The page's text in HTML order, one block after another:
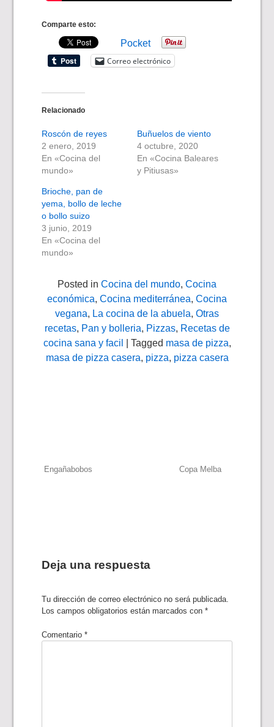
Comparte esto:
Pocket
Correo electrónico
Relacionado
Roscón de reyes
2 enero, 2019
En «Cocina del
mundo»
Buñuelos de viento
4 octubre, 2020
En «Cocina Baleares
y Pitiusas»
Brioche, pan de
yema, bollo de leche
o bollo suizo
3 junio, 2019
En «Cocina del
mundo»
Posted in Cocina del mundo, Cocina
económica, Cocina mediterránea, Cocina
vegana, La cocina de la abuela, Otras
recetas, Pan y bolleria, Pizzas, Recetas de
cocina sana y facil
| Tagged masa de pizza,
masa de pizza casera, pizza, pizza casera
Navegación
Engañabobos Copa Melba
Deja una respuesta
Tu dirección de correo electrónico no será publicada.
Los campos obligatorios están marcados con*
Comentario*